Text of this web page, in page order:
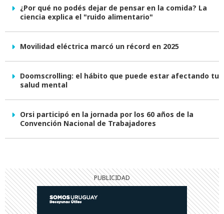
¿Por qué no podés dejar de pensar en la comida? La
ciencia explica el "ruido alimentario"
Movilidad eléctrica marcó un récord en 2025
Doomscrolling: el hábito que puede estar afectando tu
salud mental
Orsi participó en la jornada por los 60 años de la
Convención Nacional de Trabajadores